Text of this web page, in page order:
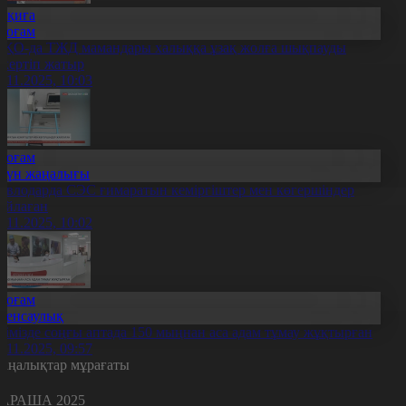
да ТЖД мамандары халыққа ұзақ жолға шықпауды
жатыр
10:03
жаңалығы
СЭС ғимаратын кеміргіштер мен көгершіндер
10:02
соңғы аптада 150 мыңнан аса адам тұмау жұқтырған
09:57
мұрағаты
2025